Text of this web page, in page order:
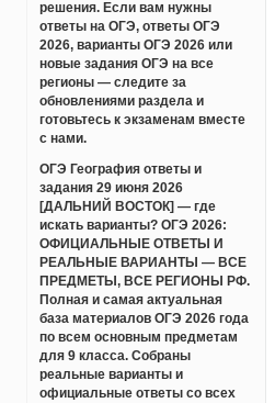
решения. Если вам нужны
ответы на ОГЭ, ответы ОГЭ
2026, варианты ОГЭ 2026 или
новые задания ОГЭ на все
регионы — следите за
обновлениями раздела и
готовьтесь к экзаменам вместе
с нами.
ОГЭ География ответы и
задания 29 июня 2026
[ДАЛЬНИЙ ВОСТОК] — где
искать варианты? ОГЭ 2026:
ОФИЦИАЛЬНЫЕ ОТВЕТЫ И
РЕАЛЬНЫЕ ВАРИАНТЫ — ВСЕ
ПРЕДМЕТЫ, ВСЕ РЕГИОНЫ РФ.
Полная и самая актуальная
база материалов ОГЭ 2026 года
по всем основным предметам
для 9 класса. Собраны
реальные варианты и
официальные ответы со всех